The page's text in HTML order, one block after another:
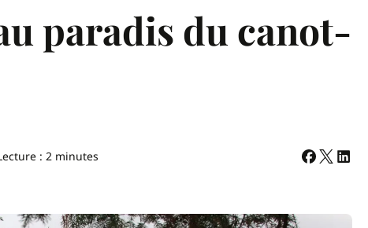
paradis du canot-
: 2 minutes